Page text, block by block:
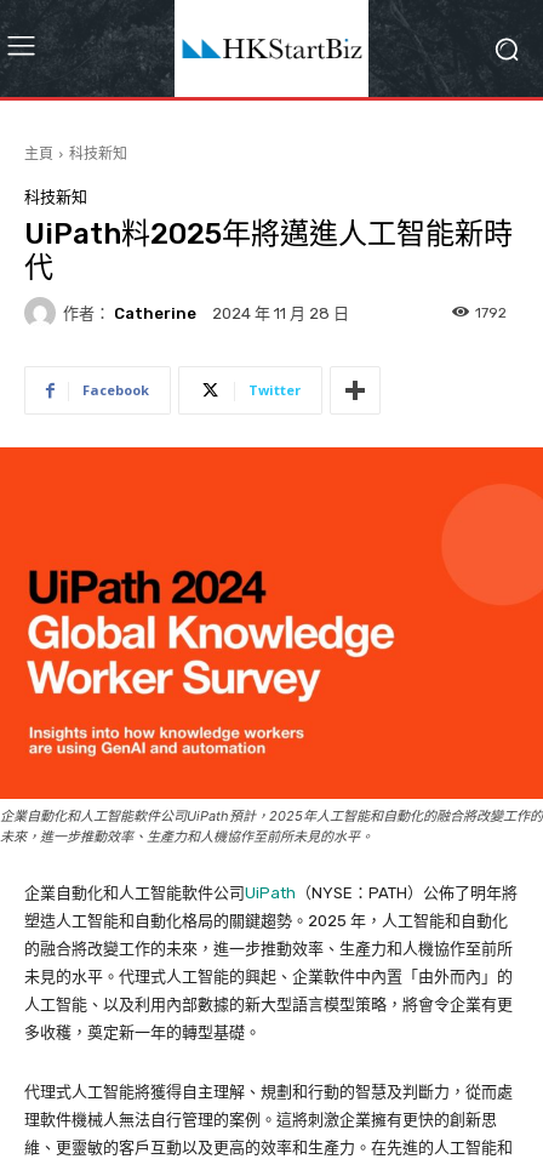
主頁 科技新知
科技新知
UiPath料2025年將邁進人工智能新時
代
作者： Catherine 2024 年 11 月 28 日 1792
Facebook Twitter
企業自動化和人工智能軟件公司UiPath預計，2025年人工智能和自動化的融合將改變工作的
未來，進一步推動效率、生產力和人機協作至前所未見的水平。
企業自動化和人工智能軟件公司UiPath （NYSE：PATH）公佈了明年將
塑造人工智能和自動化格局的關鍵趨勢。2025 年，人工智能和自動化
的融合將改變工作的未來，進一步推動效率、生產力和人機協作至前所
未見的水平。代理式人工智能的興起、企業軟件中內置「由外而內」的
人工智能、以及利用內部數據的新大型語言模型策略，將會令企業有更
多收穫，奠定新一年的轉型基礎。
代理式人工智能將獲得自主理解、規劃和行動的智慧及判斷力，從而處
理軟件機械人無法自行管理的案例。這將刺激企業擁有更快的創新思
維、更靈敏的客戶互動以及更高的效率和生產力。在先進的人工智能和